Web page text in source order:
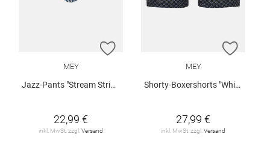
ZUR WUNSCHLISTE HINZUFÜGEN
MEY
Jazz-Pants "Stream Stripes"
22,99 €
inkl. MwSt. zzgl. Versand
ZUR
MEY
Shorty-Boxershorts "White Squares"
27,99 €
inkl. MwSt. zzgl. Versand